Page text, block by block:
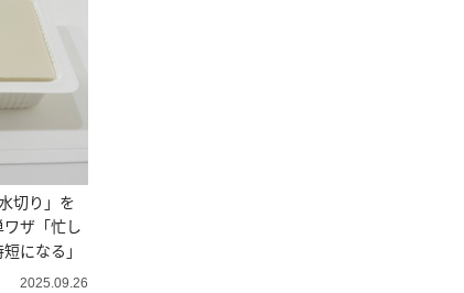
切り」を
ザ「忙し
になる」
2025.09.26